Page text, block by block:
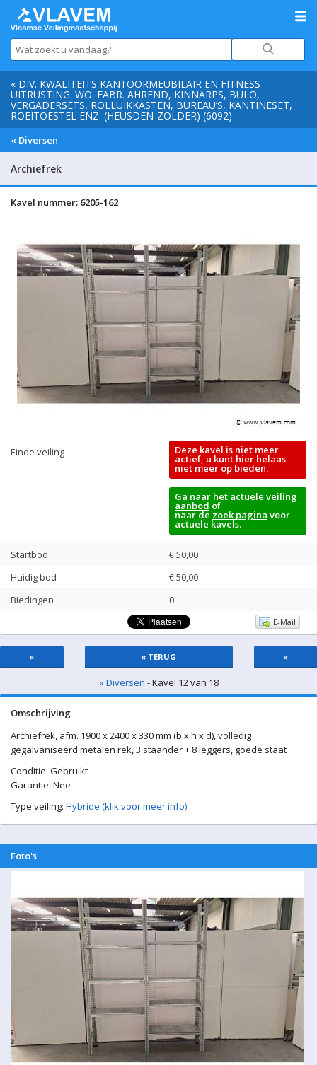
« DIV. KWALITEITS KANTOORMEUBILAIR EN FITNESS
UITRUSTING: WO. FABR. AHREND, KINNARPS, BULO,
VERGADERSETS, ROLLUIKKASTEN, BUREAU’S, KANTINESET,
ROEITOESTEL ENZ. (HEUSDEN-ZOLDER) (6092)
« Diversen
Archiefrek
Kavel nummer: 6205-162
Einde veiling Deze kavel is niet meer
actief, u kunt hier helaas
niet meer op bieden.
Ga naar het actuele veiling
aanbod of
naar de zoek pagina voor
actuele kavels.
Startbod
€ 50,00
Huidig bod
€50,00
Biedingen
0
E-Mail
« « TERUG »
« Diversen - Kavel 12 van 18
Omschrijving
Archiefrek, afm. 1900 x 2400 x 330 mm (b x h x d), volledig
gegalvaniseerd metalen rek, 3 staander + 8 leggers, goede staat
Conditie: Gebruikt
Garantie: Nee
Type veiling: Hybride (klik voor meer info)
Foto's